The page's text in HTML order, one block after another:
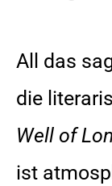
All das
die
Well of
ist